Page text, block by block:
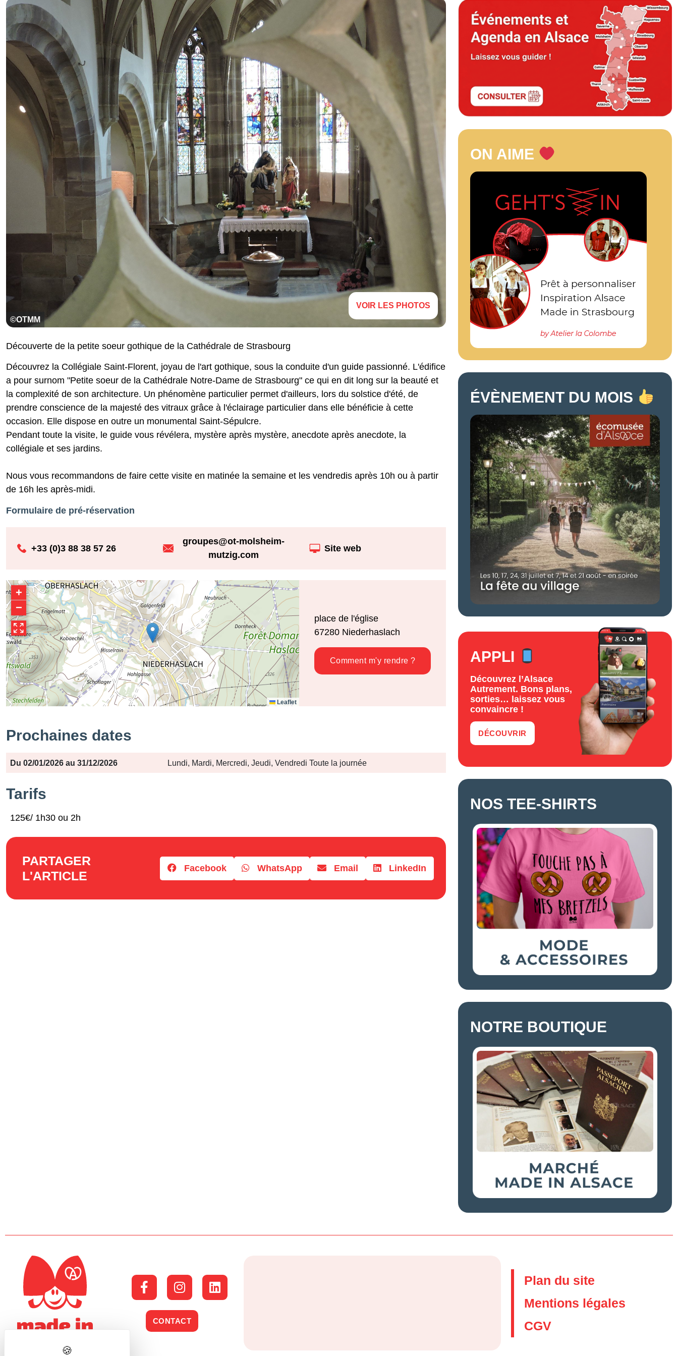
©OTMM
VOIR LES PHOTOS
Découverte de la petite soeur gothique de la Cathédrale de Strasbourg
Découvrez la Collégiale Saint-Florent, joyau de l'art gothique, sous la conduite d'un guide passionné. L'édifice
a pour surnom "Petite soeur de la Cathédrale Notre-Dame de Strasbourg" ce qui en dit long sur la beauté et
la complexité de son architecture. Un phénomène particulier permet d'ailleurs, lors du solstice d'été, de
prendre conscience de la majesté des vitraux grâce à l'éclairage particulier dans elle bénéficie à cette
occasion. Elle dispose en outre un monumental Saint-Sépulcre.
Pendant toute la visite, le guide vous révélera, mystère après mystère, anecdote après anecdote, la
collégiale et ses jardins.
Nous vous recommandons de faire cette visite en matinée la semaine et les vendredis après 10h ou à partir
de 16h les après-midi.
Formulaire de pré-réservation
+33 (0)3 88 38 57 26
groupes@ot-molsheim-
mutzig.com
Site web
+
−
Leaflet
place de l'église
67280 Niederhaslach
Comment m'y rendre ?
Prochaines dates
Période Jours Horaires
Du 02/01/2026 au 31/12/2026 Lundi, Mardi, Mercredi, Jeudi, Vendredi Toute la journée
Tarifs
125€/ 1h30 ou 2h
PARTAGER
L'ARTICLE
Facebook WhatsApp Email LinkedIn
ON AIME
ÉVÈNEMENT DU MOIS
APPLI
Découvrez l’Alsace
Autrement. Bons plans,
sorties… laissez vous
convaincre !
DÉCOUVRIR
NOS TEE-SHIRTS
NOTRE BOUTIQUE
CONTACT
Plan du site
Mentions légales
CGV